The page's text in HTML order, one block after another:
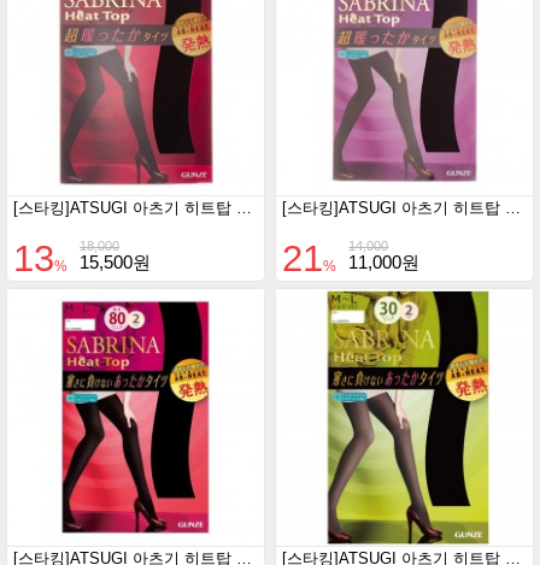
[스타킹]ATSUGI 아츠기 히트탑 타이즈 150D 2족 세트 (M-L/블랙)
18,000
13% 15,500원
[스타킹]ATSUGI 아츠기 히트탑 타이즈 110D 2족 세트 (M-L/블랙)
14,000
21% 11,000원